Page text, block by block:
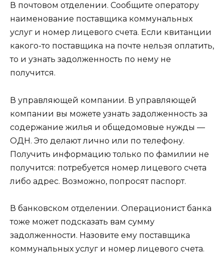
В почтовом отделении. Сообщите оператору
наименование поставщика коммунальных
услуг и номер лицевого счета. Если квитанции
какого-то поставщика на почте нельзя оплатить,
то и узнать задолженность по нему не
получится.
В управляющей компании. В управляющей
компании вы можете узнать задолженность за
содержание жилья и общедомовые нужды —
ОДН. Это делают лично или по телефону.
Получить информацию только по фамилии не
получится: потребуется номер лицевого счета
либо адрес. Возможно, попросят паспорт.
В банковском отделении. Операционист банка
тоже может подсказать вам сумму
задолженности. Назовите ему поставщика
коммунальных услуг и номер лицевого счета.